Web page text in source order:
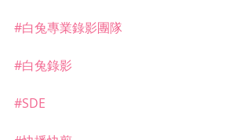
#白兔專業錄影團隊
#白兔錄影
#SDE